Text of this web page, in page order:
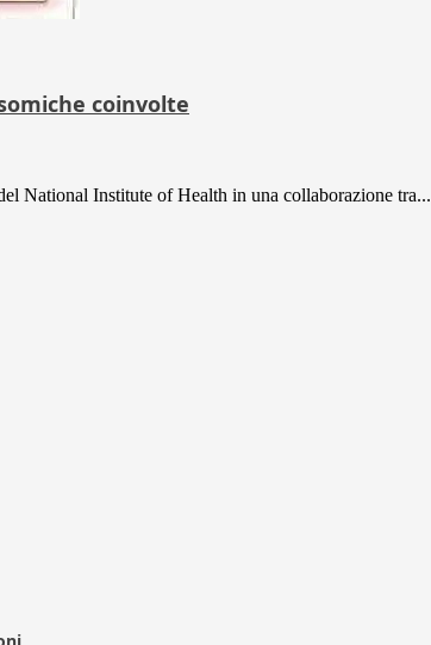
coinvolte
National Institute of Health in una collaborazione tra...